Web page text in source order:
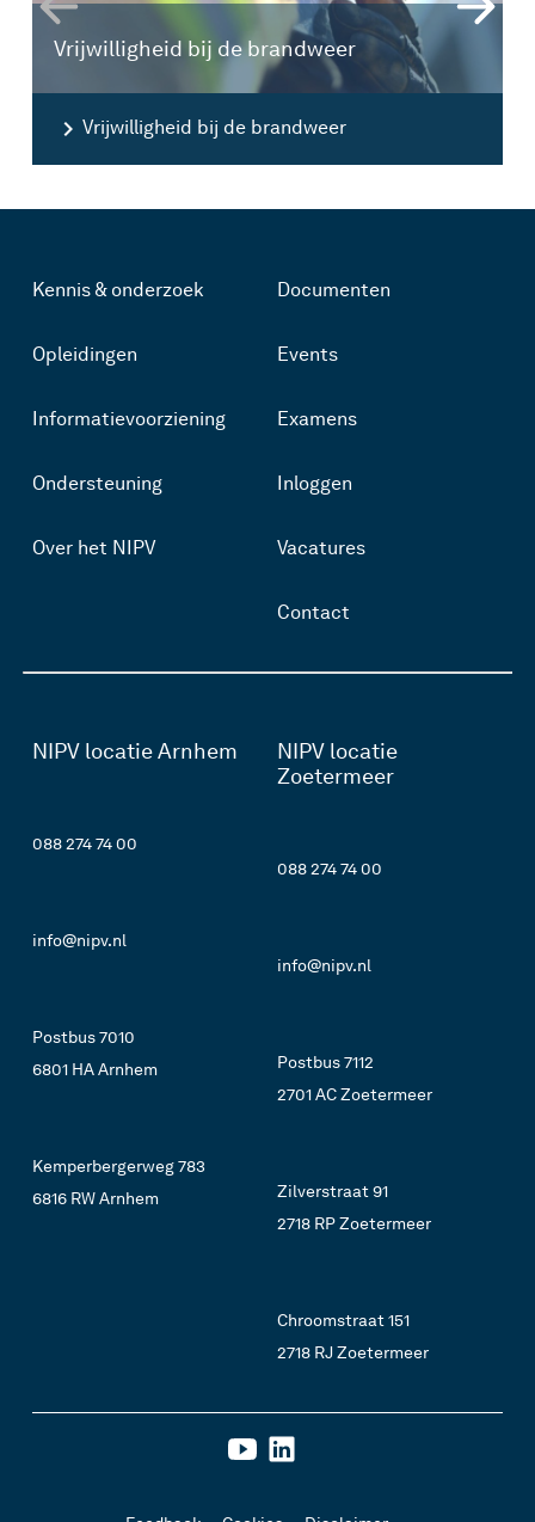
Vrijwilligheid bij de brandweer
Vrijwilligheid bij de brandweer
Kennis & onderzoek
Opleidingen
Informatievoorziening
Ondersteuning
Over het NIPV
Documenten
Events
Examens
Inloggen
Vacatures
Contact
NIPV locatie Arnhem
088 274 74 00
info@nipv.nl
Postbus 7010
6801 HA Arnhem
Kemperbergerweg 783
6816 RW Arnhem
NIPV locatie
Zoetermeer
088 274 74 00
info@nipv.nl
Postbus 7112
2701 AC Zoetermeer
Zilverstraat 91
2718 RP Zoetermeer
Chroomstraat 151
2718 RJ Zoetermeer